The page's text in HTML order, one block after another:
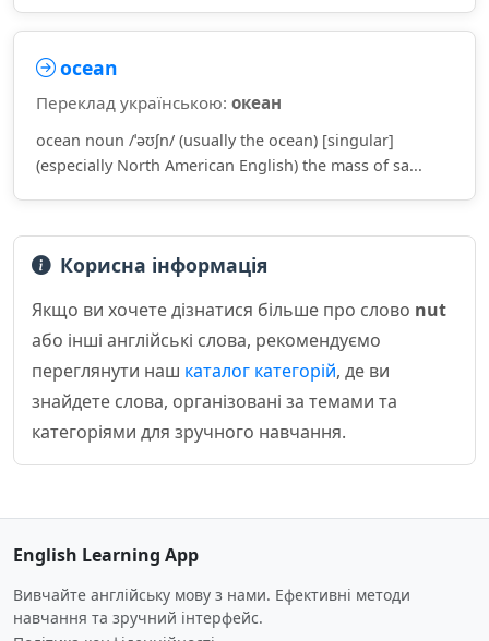
ocean
Переклад українською: океан
ocean noun /ˈəʊʃn/ (usually the ocean) [singular]
(especially North American English) the mass of sa...
Корисна інформація
Якщо ви хочете дізнатися більше про слово nut
або інші англійські слова, рекомендуємо
переглянути наш каталог категорій, де ви
знайдете слова, організовані за темами та
категоріями для зручного навчання.
English Learning App
Вивчайте англійську мову з нами. Ефективні методи
навчання та зручний інтерфейс.